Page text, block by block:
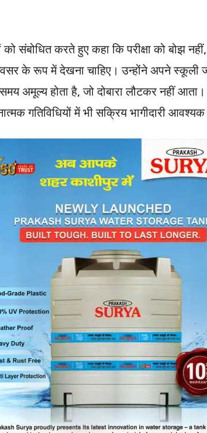
को संबोधित करते हुए कहा कि परीक्षा को बोझ
के रूप में देखना चाहिए। उन्होंने अपने
अमूल्य होता है, जो दोबारा लौटकर नहीं
गतिविधियों में भी सक्रिय भागीदारी आवश्यक